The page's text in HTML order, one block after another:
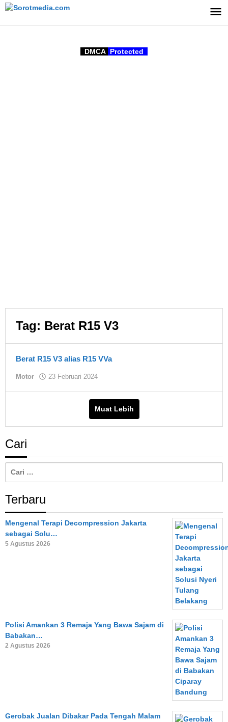
Lewati
konten
DMCA Protected
Tag: Berat R15 V3
Berat R15 V3 alias R15 VVa
Motor 23 Februari 2024
Muat Lebih
Cari
Terbaru
Mengenal Terapi Decompression Jakarta
sebagai Solu…
5 Agustus 2026
Polisi Amankan 3 Remaja Yang Bawa Sajam di
Babakan…
2 Agustus 2026
Gerobak Jualan Dibakar Pada Tengah Malam